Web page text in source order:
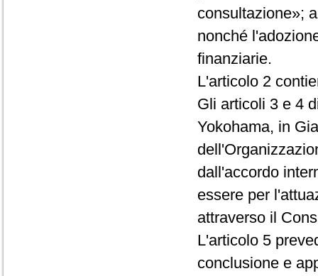
consultazione»;
nonché
finanziarie.
L'articolo 2
Gli articoli 3 e 4
Yokohama, in
dall'accordo
essere per
attraverso il
L'articolo 5
conclusione e